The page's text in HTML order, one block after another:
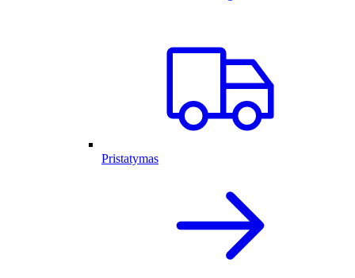
Pristatymas